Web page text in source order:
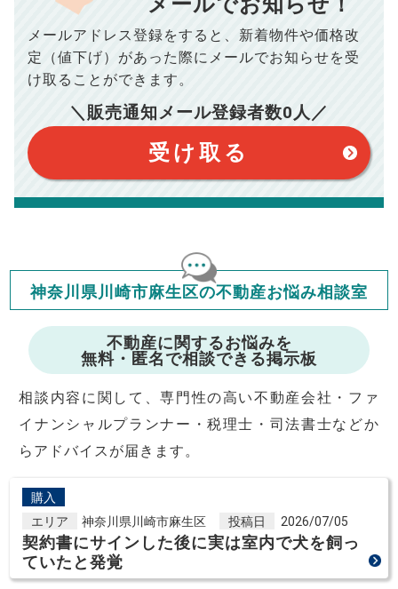
総支払額 100,050 円
このシミュレーターは元利均等返済方式で試算しています。
このシミュレーターは、四捨五入にて計算しております。
このシミュレーターはお借り入れの全期間で金利が変わらない設
このシミュレーターでの結果は、お借り入れを保証するものでは
ありません。
このシミュレーターをご利用された方の、いかなる損害について
ますが、お借り入れの際に各金融機関にご相談ください。
会員マイページでは
修繕費・管理費の計算もできます
場合がございます。詳しくは最寄りの税務署などにご確認く
※シミュレーター結果はあくまでも概算であり、手残り金額を
※上記売却費用には、住所変更登記の費用、引っ越し費用、住
で予めご了承ください。
※仲介手数料は宅地建物取引業法で定められた上限で計算して
メールアドレス登録をすると、 新着物件や価格改
定（値下げ）があった際に メールでお知らせを受
け取ることができます。
＼販売通知メール登録者数0 人／
受け取る
神奈川県川崎市麻生区の不動産お悩み相談室
不動産に関するお悩みを
無料・匿名で相談できる掲示板
相談内容に関して、専門性の高い不動産会社・ファ
イナンシャルプランナー・税理士・司法書士などか
らアドバイスが届きます。
購入
エリア
神奈川県川崎市麻生区 投稿日 2026/07/05
契約書にサインした後に実は室内で犬を飼っ
ていたと発覚